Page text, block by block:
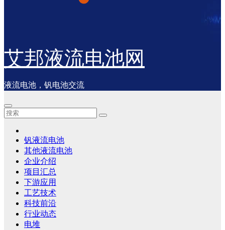
艾邦液流电池网
液流电池，钒电池交流
钒液流电池
其他液流电池
企业介绍
项目汇总
下游应用
工艺技术
科技前沿
行业动态
电堆